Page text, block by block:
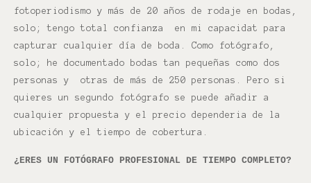
fotoperiodismo y más de 20 años de rodaje en bodas,
solo; tengo total confianza en mi capacidat para
capturar cualquier día de boda. Como fotógrafo,
solo; he documentado bodas tan pequeñas como dos
personas y otras de más de 250 personas. Pero si
quieres un segundo fotógrafo se puede añadir a
cualquier propuesta y el precio dependeria de la
ubicación y el tiempo de cobertura.
¿ERES UN FOTÓGRAFO PROFESIONAL DE TIEMPO COMPLETO?